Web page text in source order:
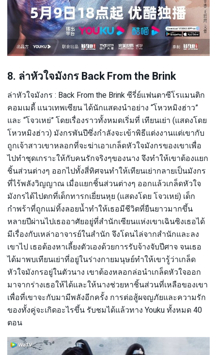
8. ล่าหัวใจมังกร Back From the Brink
ล่าหัวใจมังกร : Back From the Brink ซีรี่ย์แฟนตาซีโรแมนติก
คอมเมดี้ แนวเทพเซียน ได้นักแสดงนำอย่าง “โหวหมิงฮ่าว”
และ “โจวเหย่” โดยเรื่องราวทั้งหมดเริ่มที่ เทียนเย่า (แสดงโดย
โหวหมิงฮ่าว) มังกรพันปีซึ่งกำลังจะเข้าพิธีแต่งงานแต่เขากับ
ถูกเจ้าสาวเขาหลอกที่จะฆ่าเอาเกล็ดหัวใจมังกรของเขาเพื่อ
ไปทำชุดเกราะให้กับคนรักจริงๆของนาง จึงทำให้เขาต้องแยก
ชิ้นส่วนต่างๆ ออกไปทั้งสี่ทิศจนทำให้เทียนเย่ากลายเป็นมังกร
ที่ไร้พลังวิญญาณ เมื่อแยกชิ้นส่วนต่างๆ ออกแล้วเกล็ดหัวใจ
มังกรได้ไปตกที่เด็กทารกเยี่ยนหุย (แสดงโดย โจวเหย่) เด็ก
กำพร้าที่ถูกแม่ทิ้งลอยน้ำทำให้เธอมีชีวิตที่ยืนยาวมากขึ้น
หลายปีผ่านไปเธออาศัยอยู่ที่สำนักเซียนแห่งเขาเฉินซิงเธอได้
มีเรื่องกับเหล่าอาจารย์ในสำนัก จึงโดนไล่จากสำนักและลง
เขาไป เธอต้องหาเลี้ยงตัวเองด้วยการรับจ้างจับปีศาจ จนเธอ
ได้มาพบเทียนเย่าที่อยู่ในร่างกายมนุษย์ทำให้เขารู้ว่าเกล็ด
หัวใจมังกรอยู่ในตัวนาง เขาต้องหลอกล่อนำเกล็ดหัวใจออก
มาจากร่างเธอให้ได้และให้นางช่วยหาชิ้นส่วนที่เหลือของเขา
เพื่อที่เขาจะกับมามีพลังอีกครั้ง การต่อสู้ผจญภัยและความรัก
ของทั้งคู่จะเกิดอะไรขึ้น รับชมได้แล้วทาง Youku ทั้งหมด 40
ตอน